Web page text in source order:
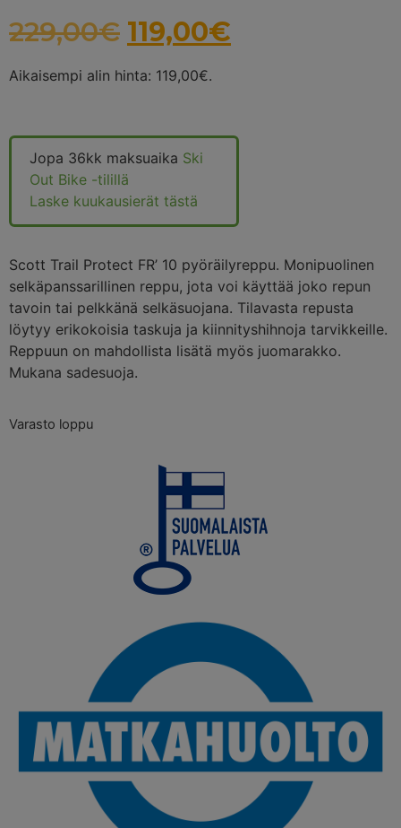
229,00€ 119,00€
Aikaisempi alin hinta: 119,00€.
Jopa 36kk maksuaika Ski
Out Bike -tilillä
Laske kuukausierät tästä
Scott Trail Protect FR’ 10 pyöräilyreppu. Monipuolinen
selkäpanssarillinen reppu, jota voi käyttää joko repun
tavoin tai pelkkänä selkäsuojana. Tilavasta repusta
löytyy erikokoisia taskuja ja kiinnityshihnoja tarvikkeille.
Reppuun on mahdollista lisätä myös juomarakko.
Mukana sadesuoja.
Varasto loppu